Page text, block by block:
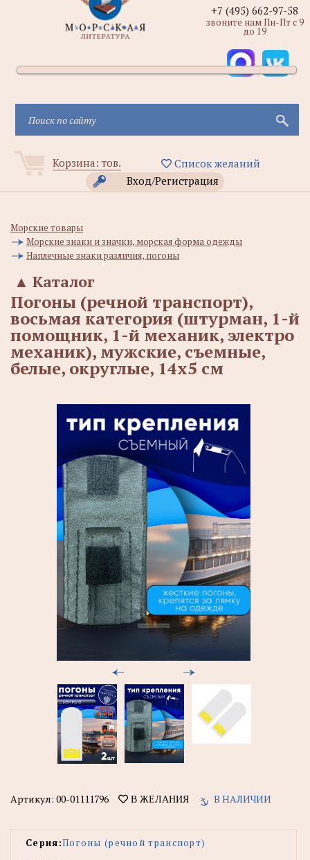
Корзина: тов.
Список желаний
Вход/Регистрация
+7 (495) 662-97-58
звоните нам Пн-Пт с 9
до 19
Морские товары
Морские знаки и значки, морская форма одежды
Наплечные знаки различия, погоны
Каталог
▲
Погоны (речной транспорт),
восьмая категория (штурман, 1-й
помощник, 1-й механик, электро
механик), мужские, съемные,
белые, округлые, 14х5 см
Артикул: 00-01111796 В ЖЕЛАНИЯ В НАЛИЧИИ
Серия:Погоны (речной транспорт)